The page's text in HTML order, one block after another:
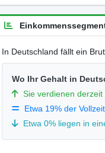
In Deutschland fällt ein
Wo Ihr Gehalt in
Sie verdienen derzeit
Etwa 19% der
Etwa 0% liegen in